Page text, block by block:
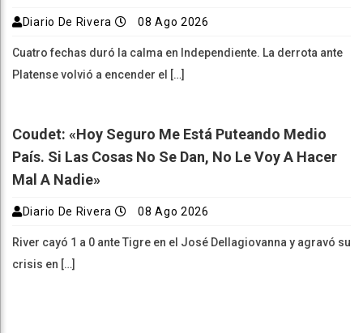
Diario De Rivera 08 Ago 2026
Cuatro fechas duró la calma en Independiente. La derrota ante
Platense volvió a encender el […]
Coudet: «Hoy Seguro Me Está Puteando Medio
País. Si Las Cosas No Se Dan, No Le Voy A Hacer
Mal A Nadie»
Diario De Rivera 08 Ago 2026
River cayó 1 a 0 ante Tigre en el José Dellagiovanna y agravó su
crisis en […]